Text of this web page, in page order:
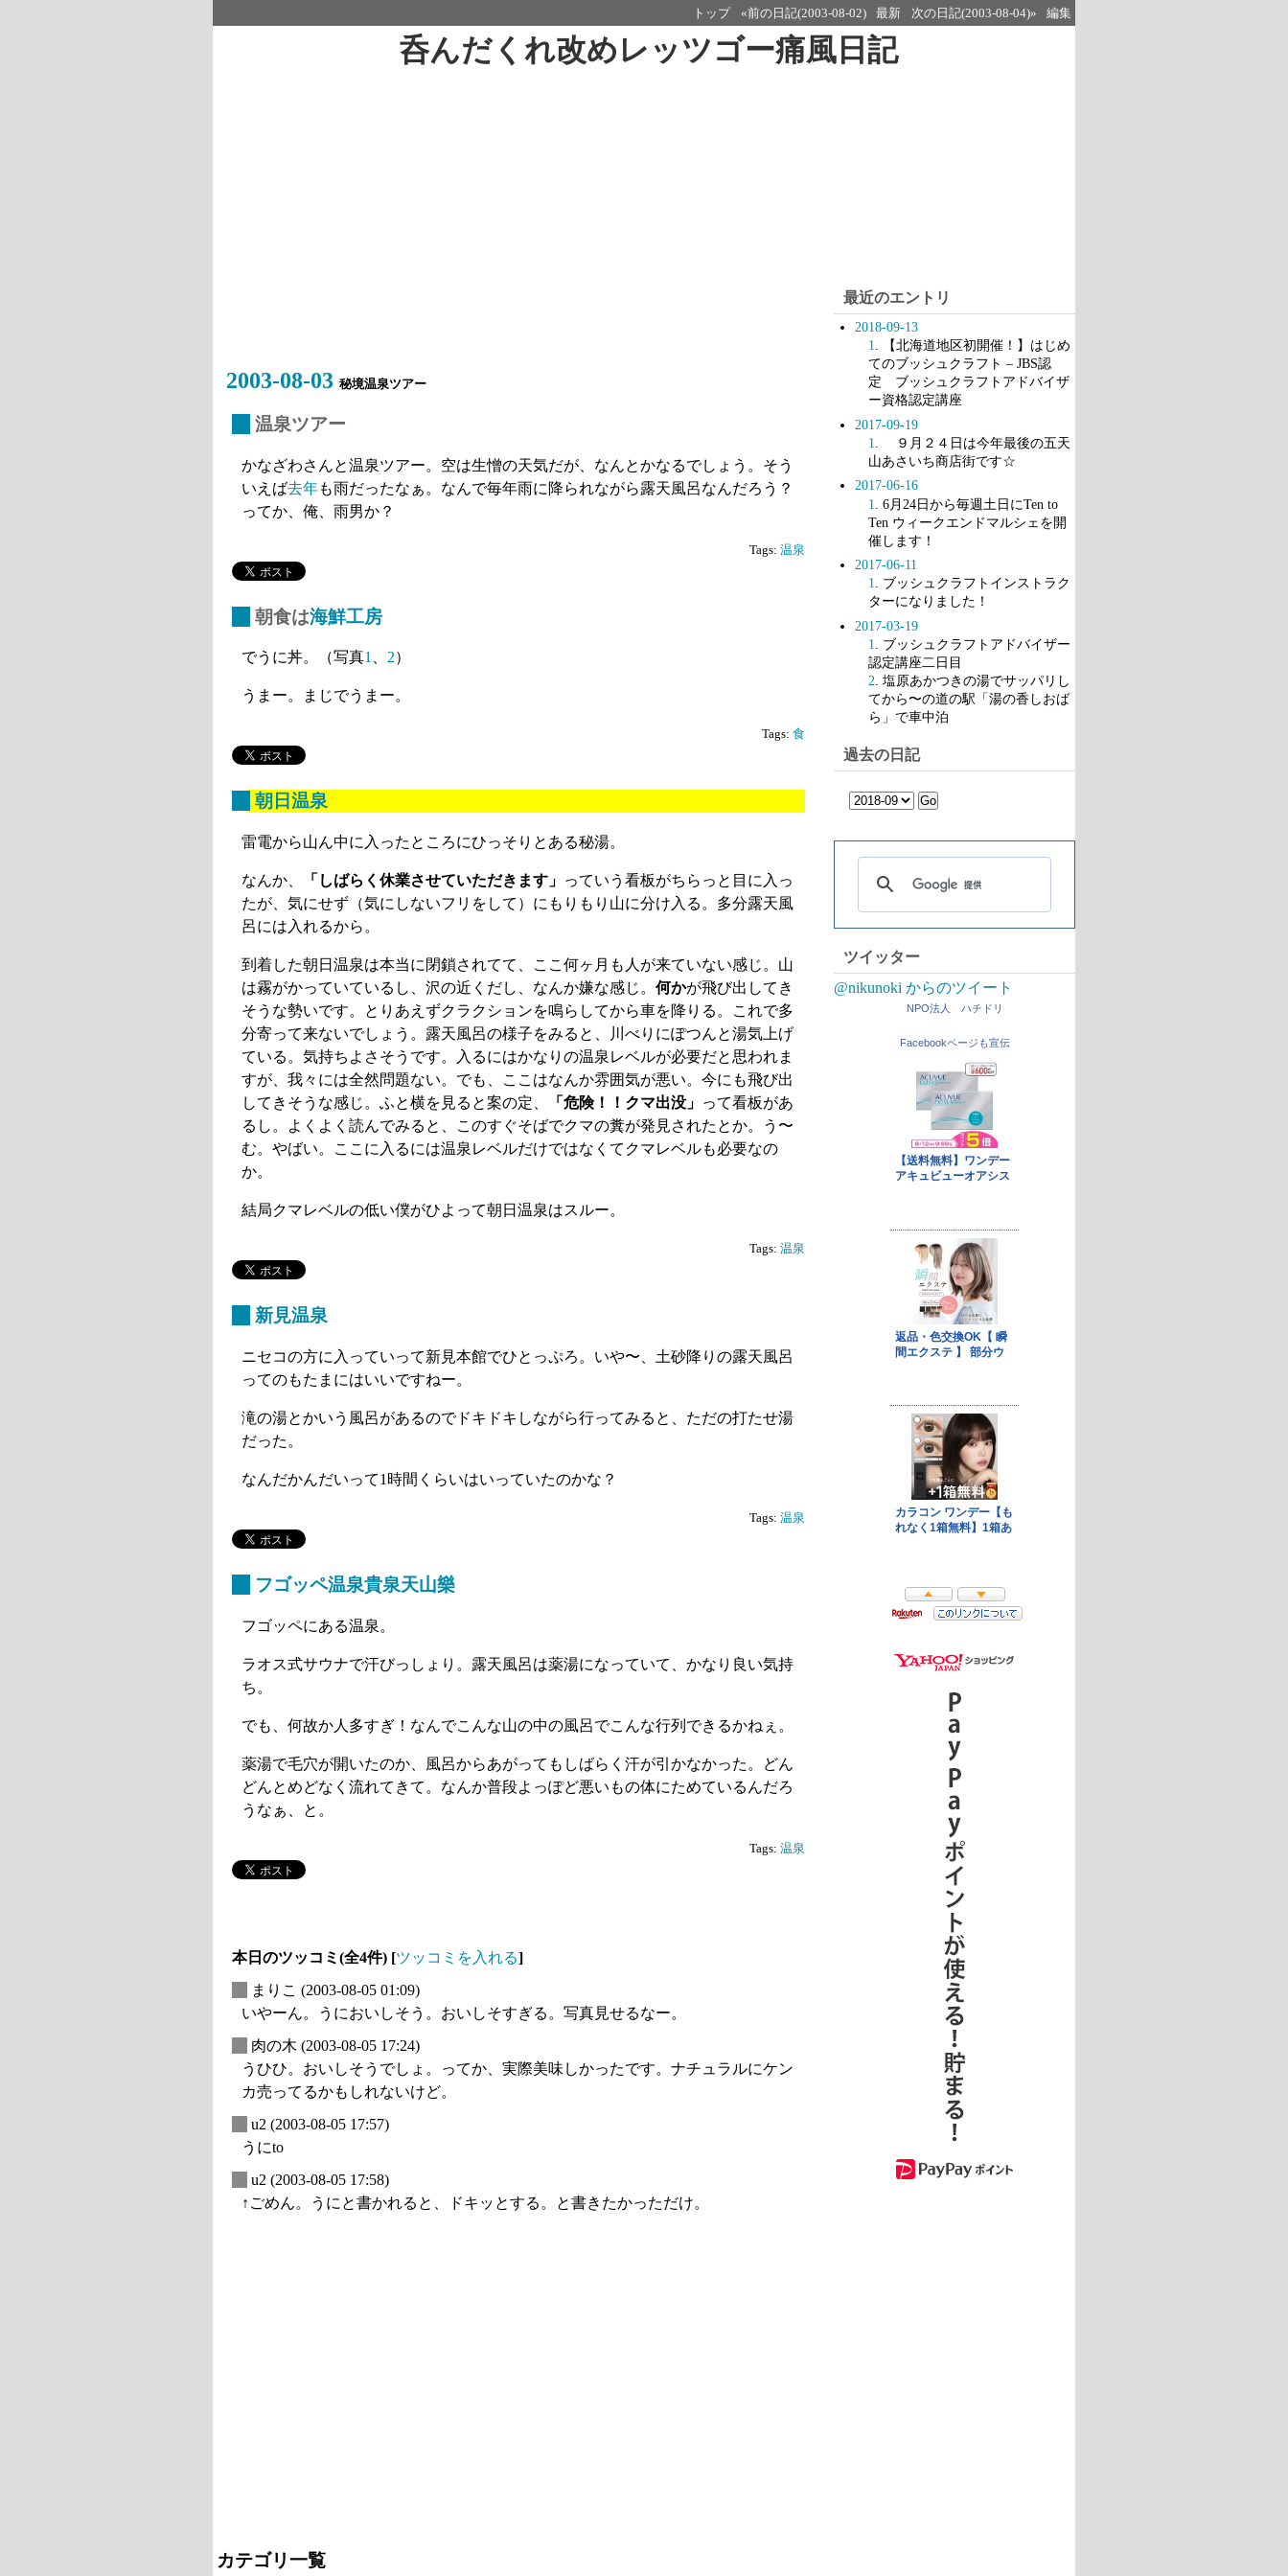
トップ «前の日記(2003-08-02) 最新 次の日記(2003-08-04)» 編集
呑んだくれ改めレッツゴー痛風日記
2003-08-03 秘境温泉ツアー
温泉ツアー
かなざわさんと温泉ツアー。空は生憎の天気だが、なんとかなるでしょう。そう
いえば去年も雨だったなぁ。なんで毎年雨に降られながら露天風呂なんだろう？
ってか、俺、雨男か？
Tags: 温泉
朝食は海鮮工房
でうに丼。（写真1、 2）
うまー。まじでうまー。
Tags: 食
朝日温泉
雷電から山ん中に入ったところにひっそりとある秘湯。
なんか、 「しばらく休業させていただきます」 っていう看板がちらっと目に入っ
たが、気にせず（気にしないフリをして）にもりもり山に分け入る。多分露天風
呂には入れるから。
到着した朝日温泉は本当に閉鎖されてて、ここ何ヶ月も人が来ていない感じ。山
は霧がかっていているし、沢の近くだし、なんか嫌な感じ。 何かが飛び出してき
そうな勢いです。とりあえずクラクションを鳴らしてから車を降りる。これで多
分寄って来ないでしょう。露天風呂の様子をみると、川べりにぽつんと湯気上げ
ている。気持ちよさそうです。入るにはかなりの温泉レベルが必要だと思われま
すが、我々には全然問題ない。でも、ここはなんか雰囲気が悪い。今にも飛び出
してきそうな感じ。ふと横を見ると案の定、
「危険！！クマ出没」 って看板があ
るし。よくよく読んでみると、このすぐそばでクマの糞が発見されたとか。う〜
む。やばい。ここに入るには温泉レベルだけではなくてクマレベルも必要なの
か。
結局クマレベルの低い僕がひよって朝日温泉はスルー。
Tags: 温泉
新見温泉
ニセコの方に入っていって新見本館でひとっぷろ。いや〜、土砂降りの露天風呂
ってのもたまにはいいですねー。
滝の湯とかいう風呂があるのでドキドキしながら行ってみると、ただの打たせ湯
だった。
なんだかんだいって1時間くらいはいっていたのかな？
Tags: 温泉
フゴッペ温泉貴泉天山樂
フゴッペにある温泉。
ラオス式サウナで汗びっしょり。露天風呂は薬湯になっていて、かなり良い気持
ち。
でも、何故か人多すぎ！なんでこんな山の中の風呂でこんな行列できるかねぇ。
薬湯で毛穴が開いたのか、風呂からあがってもしばらく汗が引かなかった。どん
どんとめどなく流れてきて。なんか普段よっぽど悪いもの体にためているんだろ
うなぁ、と。
Tags: 温泉
本日のツッコミ(全4件) [ツッコミを入れる]
まりこ (2003-08-05 01:09)
いやーん。うにおいしそう。おいしそすぎる。写真見せるなー。
肉の木 (2003-08-05 17:24)
うひひ。おいしそうでしょ。ってか、実際美味しかったです。ナチュラルにケン
カ売ってるかもしれないけど。
u2 (2003-08-05 17:57)
うにto
u2 (2003-08-05 17:58)
↑ごめん。うにと書かれると、ドキッとする。と書きたかっただけ。
カテゴリ一覧
最近のエントリ
2018-09-13
1. 【北海道地区初開催！】はじめ
てのブッシュクラフト – JBS認
定 ブッシュクラフトアドバイザ
ー資格認定講座
2017-09-19
1
. ９月２４日は今年最後の五天
山あさいち商店街です☆
2017-06-16
1
. 6月24日から毎週土日にTen to
Ten ウィークエンドマルシェを開
催します！
2017-06-11
1. ブッシュクラフトインストラク
ターになりました！
2017-03-19
1
. ブッシュクラフトアドバイザー
認定講座二日目
2 . 塩原あかつきの湯でサッパリし
てから〜の道の駅「湯の香しおば
ら」で車中泊
過去の日記
ツイッター
@nikunoki からのツイート
NPO法人 ハチドリ
Facebookページも宣伝